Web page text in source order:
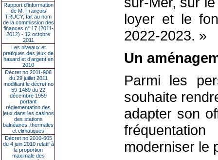
Rapport d'information
de M. François
TRUCY, fait au nom
de la commission des
finances n° 17 (2011-
2012) - 12 octobre
2011
Les niveaux et
pratiques des jeux de
hasard et d’argent en
2010
Décret no 2011-906
du 29 juillet 2011
modifiant le décret no
59-1489 du 22
décembre 1959
portant
réglementation des
jeux dans les casinos
des stations
balnéaires, thermales
et climatiques
Décret no 2010-605
du 4 juin 2010 relatif à
la proportion
maximale des
loyer et le
2022-2023. »
Un
Parmi les
souhaite
adapter son
moderniser le